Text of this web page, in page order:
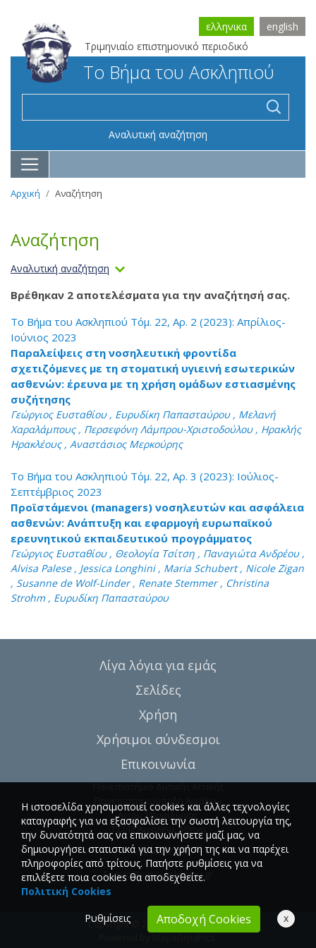
Τριμηνιαίο επιστημονικό περιοδικό
ελληνικα english
Το Βήμα του Ασκληπιού
Αναλυτική αναζήτηση
Αρχική Αναζήτηση
Αναζήτηση
Αναλυτική αναζήτηση
Βρέθηκαν 2 αποτελέσματα για την αναζήτησή σας.
Το Βήμα του Ασκληπιού Τόμ. 22, Αρ. 2 (2023): Απρίλιος-
Ιούνιος 2023
Παραλείψεις στη νοσηλευτική φροντίδα
σχετιζόμενες με τη στοματική υγιεινή εσωτερικών
ασθενών: έρευνα με τη χρήση ομάδων εστιασμένης
συζήτησης
Γεώργιος Ευσταθίου , Ευρυδίκη Παπασταύρου , Μελανή
Χαραλάμπους , Περσεφόνη Λάμπρου-Χριστοδούλου , Ηρακλής
Ηρακλέους , Αναστάσιος Μερκούρης
Το Βήμα του Ασκληπιού Τόμ. 22, Αρ. 3 (2023): Ιούλιος-
Σεπτέμβριος 2023
Προϊστάμενοι (managers) νοσηλευτών και ασφάλεια
ασθενών: Ανάπτυξη και εφαρμογή ευρωπαϊκού
ερευνητικού εκπαιδευτικού προγράμματος
Γεώργιος Ευσταθίου , Θεολογία Τσίτση , Παναγιώτα Ανδρέου ,
Alvisa Palese , Jessica Longhini , Maria Schubert , Nicole Zigan
, Susanne de Wolf-Linder , Renate Stemmer , Christina
Strohm , Ευρυδίκη Παπασταύρου
Λίγα λόγια για εμάς
Σελίδες
Χρήση
Χρήσιμοι σύνδεσμοι
Επικοινωνία
Πανεπιστήμιο Δυτικής Αττικής
Πανεπιστημιούπολη Αιγάλεω
Αγίου Σπυρίδωνος
12243 Αιγάλεω, Αθήνα
T.:6946857254
E.:info@vima-asklipiou.gr
Copyright © 2026 Vima Asklipiou.
Η ιστοσελίδα χρησιμοποιεί cookies και άλλες τεχνολογίες
καταγραφής για να εξασφαλίσει την σωστή λειτουργία της,
την δυνατότητά σας να επικοινωνήσετε μαζί μας, να
δημιουργήσει στατιστικά για την χρήση της και να παρέχει
πληροφορίες από τρίτους. Πατήστε ρυθμίσεις για να
επιλέξετε ποια cookies θα αποδεχθείτε.
Πολιτική Cookies
Ρυθμίσεις
Αποδοχή Cookies x